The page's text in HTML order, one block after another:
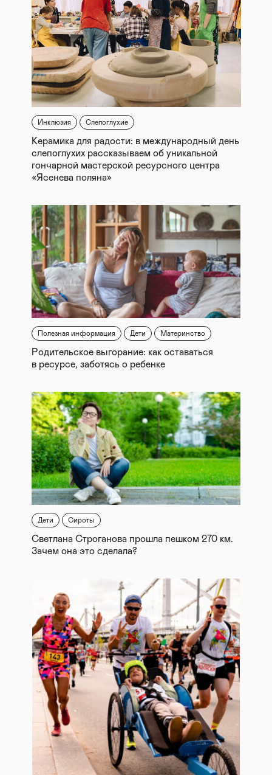
Инклюзия Слепоглухие
Керамика для радости: в международный день
слепоглухих рассказываем об уникальной
гончарной мастерской ресурсного центра
«Ясенева поляна»
Полезная информация Дети Материнство
Родительское выгорание: как оставаться
в ресурсе, заботясь о ребенке
Дети Сироты
Светлана Строганова прошла пешком 270 км.
Зачем она это сделала?